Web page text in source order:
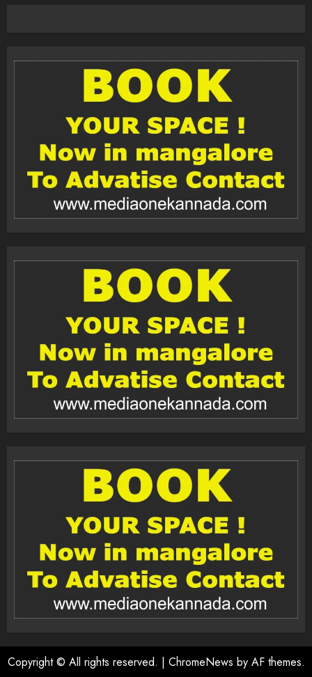
Copyright © All rights reserved. | ChromeNews by AF themes.